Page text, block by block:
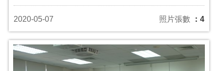
2020-05-07 照片張數 ：4